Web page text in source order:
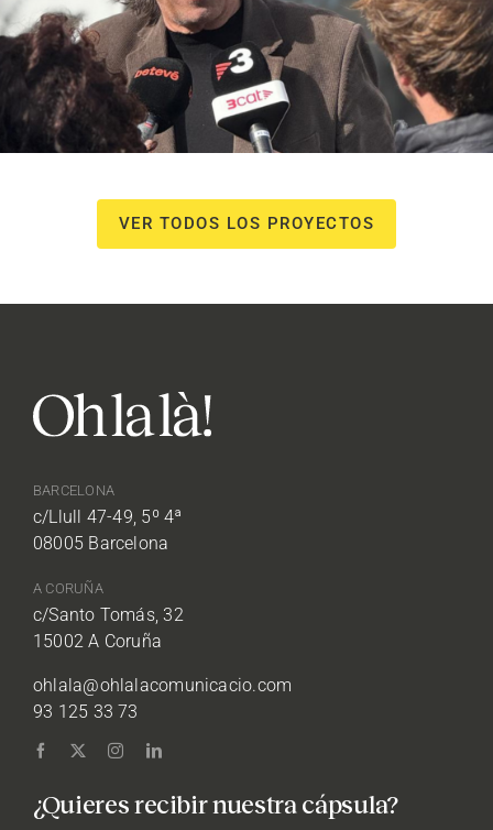
contenidos
VER TODOS LOS PROYECTOS
BARCELONA
c/Llull 47-49, 5º 4ª
08005 Barcelona
A CORUÑA
c/Santo Tomás, 32
15002 A Coruña
ohlala@ohlalacomunicacio.com
93 125 33 73
¿Quieres recibir nuestra cápsula?